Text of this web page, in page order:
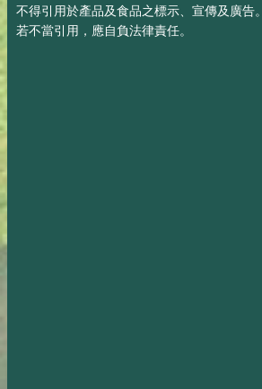
不得引用於產品及食品之標示、宣傳及廣告。
若不當引用，應自負法律責任。